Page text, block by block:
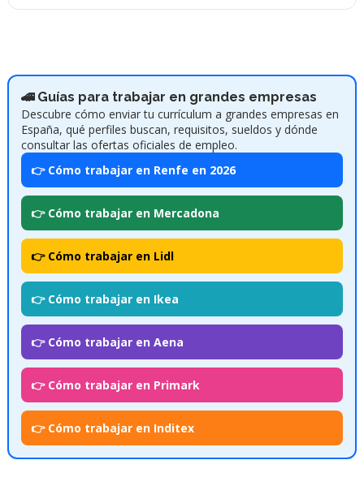
🚄 Guías para trabajar en grandes empresas
Descubre cómo enviar tu currículum a grandes empresas en
España, qué perfiles buscan, requisitos, sueldos y dónde
consultar las ofertas oficiales de empleo.
👉 Cómo trabajar en Renfe en 2026
👉 Cómo trabajar en Mercadona
👉 Cómo trabajar en Lidl
👉 Cómo trabajar en Ikea
👉 Cómo trabajar en Aena
👉 Cómo trabajar en Primark
👉 Cómo trabajar en Inditex